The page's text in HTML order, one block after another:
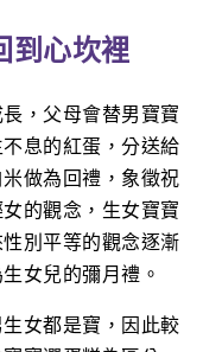
到心坎裡
，父母會替男寶寶
息的紅蛋，分送給
做為回禮，象徵祝
的觀念，生女寶寶
別平等的觀念逐漸
女兒的彌月禮。
女都是寶，因此較